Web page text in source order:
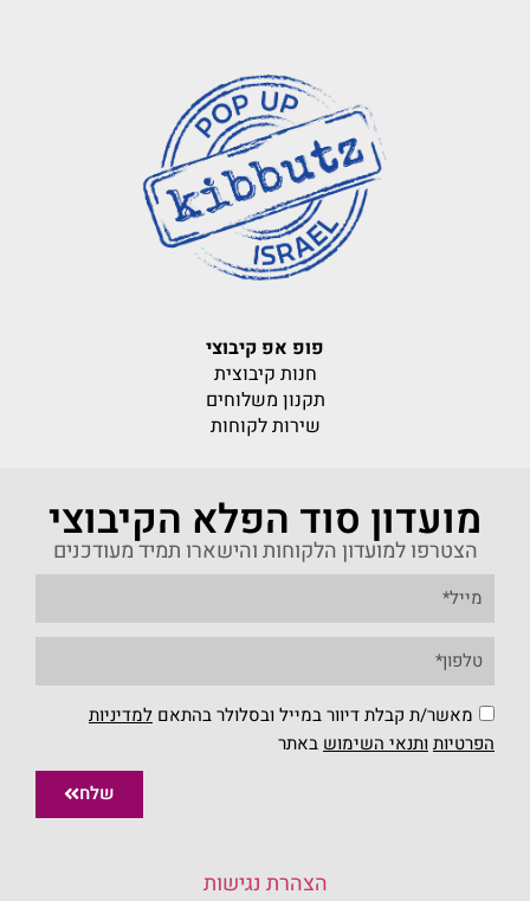
פופ אפ קיבוצי
חנות קיבוצית
תקנון משלוחים
שירות לקוחות
מועדון סוד הפלא הקיבוצי
הצטרפו למועדון הלקוחות והישארו תמיד מעודכנים
מאשר/ת קבלת דיוור במייל ובסלולר בהתאם למדיניות
הפרטיות ותנאי השימוש באתר
שלח
הצהרת נגישות